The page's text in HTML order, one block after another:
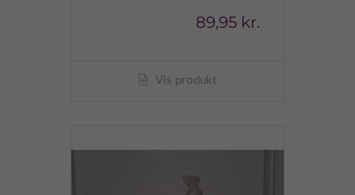
89,95 kr.
Vis produkt